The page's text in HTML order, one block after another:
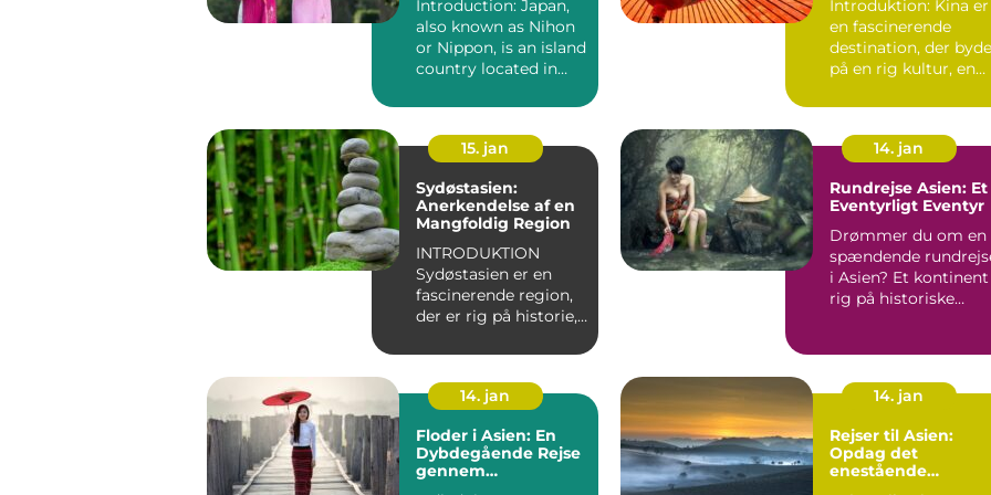
Introduction: Japan,
also known as Nihon
or Nippon, is an island
country located in
Introduktion: Kina er
en fascinerende
destination, der
på en rig kultur, en
15. jan
Sydøstasien:
Anerkendelse af en
Mangfoldig Region
INTRODUKTION
Sydøstasien er en
fascinerende region,
der er rig på historie,
naturskønne l...
14. jan
Rundrejse Asien: Et
Eventyrligt Eventyr
Drømmer du om en
spændende
i Asien? Et kontinent
rig på historiske
14. jan
Floder i Asien: En
Dybdegående Rejse
gennem
14. jan
Rejser til Asien:
Opdag det
enestående